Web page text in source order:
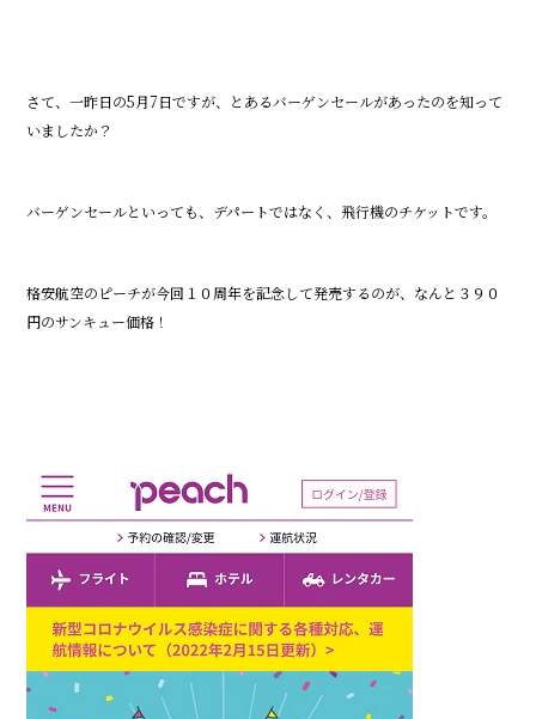
さて、一昨日の5月7日ですが、とあるバーゲンセールがあったのを知って
いましたか？
バーゲンセールといっても、デパートではなく、飛行機のチケットです。
格安航空のピーチが今回１０周年を記念して発売するのが、なんと３９０
円のサンキュー価格！